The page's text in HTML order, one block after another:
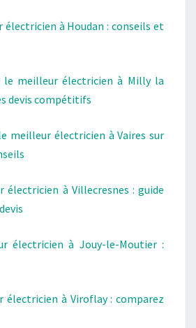
électricien à Houdan : conseils et
le meilleur électricien à Milly la
devis compétitifs
meilleur électricien à Vaires sur
électricien à Villecresnes : guide
électricien à Jouy-le-Moutier :
électricien à Viroflay : comparez